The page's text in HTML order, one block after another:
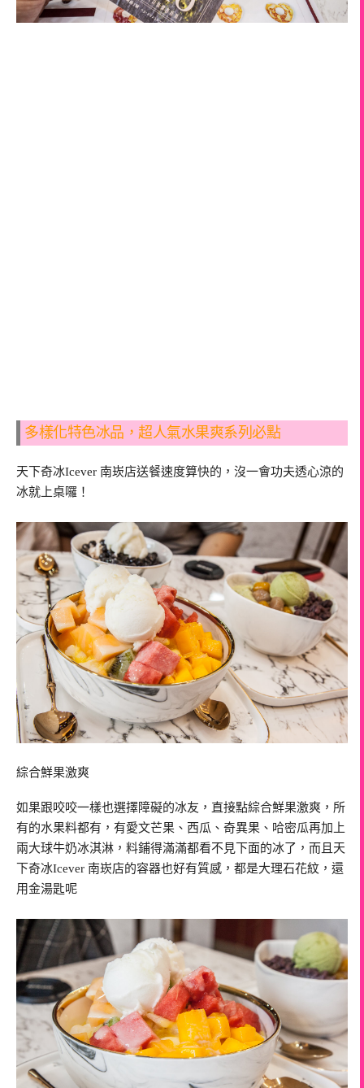
多樣化特色冰品，超人氣水果爽系列必點
天下奇冰Icever 南崁店送餐速度算快的，沒一會功夫透心涼的
冰就上桌囉！
綜合鮮果激爽
如果跟咬咬一樣也選擇障礙的冰友，直接點綜合鮮果激爽，所
有的水果料都有，有愛文芒果、西瓜、奇異果、哈密瓜再加上
兩大球牛奶冰淇淋，料鋪得滿滿都看不見下面的冰了，而且天
下奇冰Icever 南崁店的容器也好有質感，都是大理石花紋，還
用金湯匙呢